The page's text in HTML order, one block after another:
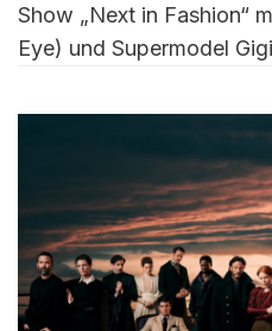
Show „Next in Fashion“
Eye) und Supermodel